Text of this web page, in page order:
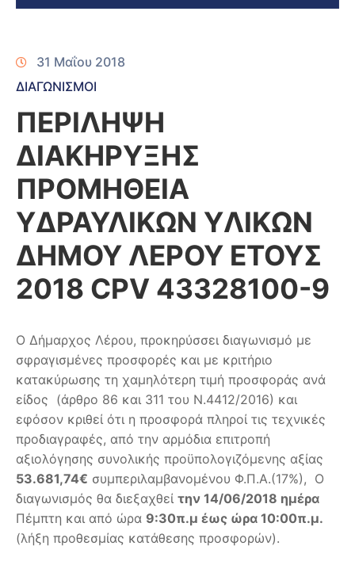
31 Μαΐου 2018
ΔΙΑΓΩΝΙΣΜΟΙ
ΠΕΡΙΛΗΨΗ
ΔΙΑΚΗΡΥΞΗΣ
ΠΡΟΜΗΘΕΙΑ
ΥΔΡΑΥΛΙΚΩΝ YΛΙΚΩΝ
ΔΗΜΟΥ ΛΕΡΟΥ ΕΤΟΥΣ
2018 CPV 43328100-9
Ο Δήμαρχος Λέρου, προκηρύσσει διαγωνισμό με
σφραγισμένες προσφορές και με κριτήριο
κατακύρωσης τη χαμηλότερη τιμή προσφοράς ανά
είδος (άρθρο 86 και 311 του Ν.4412/2016) και
εφόσον κριθεί ότι η προσφορά πληροί τις τεχνικές
προδιαγραφές, από την αρμόδια επιτροπή
αξιολόγησης συνολικής προϋπολογιζόμενης αξίας
53.681,74€ συμπεριλαμβανομένου Φ.Π.Α.(17%), Ο
διαγωνισμός θα διεξαχθεί την 14/06/2018 ημέρα
Πέμπτη και από ώρα 9:30π.μ έως ώρα 10:00π.μ.
(λήξη προθεσμίας κατάθεσης προσφορών).